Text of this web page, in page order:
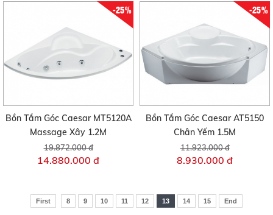
-25%
Bồn Tắm Góc Caesar MT5120A
Massage Xây 1.2M
19.872.000 đ
14.880.000 đ
-25%
Bồn Tắm Góc Caesar AT5150
Chân Yếm 1.5M
11.923.000 đ
8.930.000 đ
First 8 9 10 11 12 13 14 15 End